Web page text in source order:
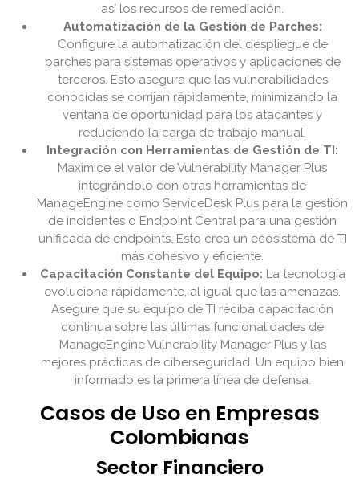
así los recursos de remediación.
Automatización de la Gestión de Parches:
Configure la automatización del despliegue de
parches para sistemas operativos y aplicaciones de
terceros. Esto asegura que las vulnerabilidades
conocidas se corrijan rápidamente, minimizando la
ventana de oportunidad para los atacantes y
reduciendo la carga de trabajo manual.
Integración con Herramientas de Gestión de TI:
Maximice el valor de Vulnerability Manager Plus
integrándolo con otras herramientas de
ManageEngine como ServiceDesk Plus para la gestión
de incidentes o Endpoint Central para una gestión
unificada de endpoints. Esto crea un ecosistema de TI
más cohesivo y eficiente.
Capacitación Constante del Equipo: La tecnología
evoluciona rápidamente, al igual que las amenazas.
Asegure que su equipo de TI reciba capacitación
continua sobre las últimas funcionalidades de
ManageEngine Vulnerability Manager Plus y las
mejores prácticas de ciberseguridad. Un equipo bien
informado es la primera línea de defensa.
Casos de Uso en Empresas
Colombianas
Sector Financiero